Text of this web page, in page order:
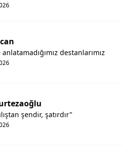
destanlarımız
şendir, şatırdır”